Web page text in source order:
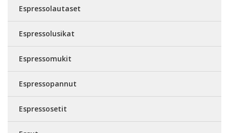
Espressolautaset
Espressolusikat
Espressomukit
Espressopannut
Espressosetit